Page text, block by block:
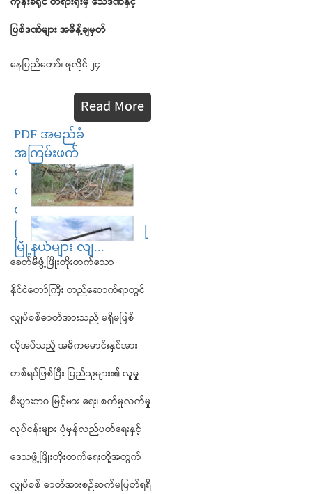
ပြစ်ဒဏ်များ အမိန့်ချမှတ်
နေပြည်တော်၊ ဇူလိုင် ၂၄
Read More
PDF အမည်ခံ
အကြမ်းဖက်
သောင်းကျန်းသူများ
ဖျက်ဆီးခဲ့သည့် တာဝါ
တိုင်အား ပြန်လည်ပြုပြင်
ပြီးစီး၍ ပခုက္ကူ၊ ရေစကြို
မြို့နယ်များ လျ...
ခေတ်မီဖွံ့ဖြိုးတိုးတက်သော
နိုင်ငံတော်ကြီး တည်ဆောက်ရာတွင်
လျှပ်စစ်ဓာတ်အားသည် မရှိမဖြစ်
လိုအပ်သည့် အဓိကမောင်းနှင်အား
တစ်ရပ်ဖြစ်ပြီး ပြည်သူများ၏ လူမှု
စီးပွားဘဝ မြင့်မား ရေး၊ စက်မှုလက်မှု
လုပ်ငန်းများ ပုံမှန်လည်ပတ်ရေးနှင့်
ဒေသဖွံ့ဖြိုးတိုးတက်ရေးတို့အတွက်
လျှပ်စစ် ဓာတ်အားစဉ်ဆက်မပြတ်ရရှိ